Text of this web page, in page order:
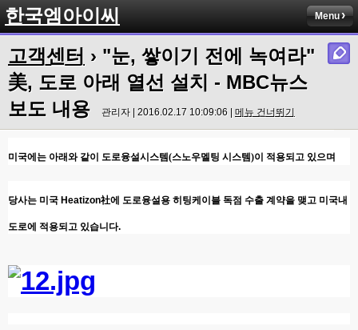
한국엠아이씨 Menu
고객센터 › "눈, 쌓이기 전에 녹여라"
美, 도로 아래 열선 설치 - MBC뉴스
보도 내용
관리자 | 2016.02.17 10:09:06 | 메뉴 건너뛰기
미국에는 아래와 같이 도로융설시스템(스노우멜팅 시스템)이 적용되고 있으며
당사는 미국 Heatizon社에 도로융설용 히팅케이블 독점 수출 계약을 맺고 미국내
도로에 적용되고 있습니다.